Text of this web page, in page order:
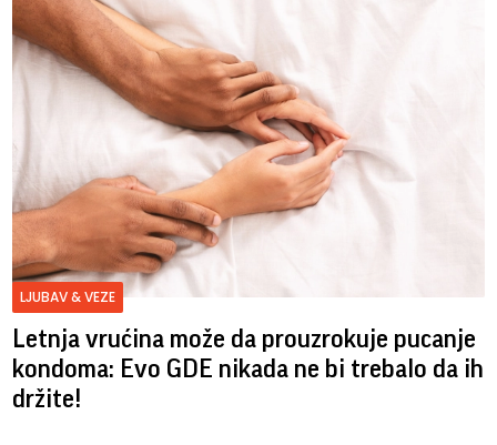
LJUBAV & VEZE
Letnja vrućina može da prouzrokuje pucanje
kondoma: Evo GDE nikada ne bi trebalo da ih
držite!